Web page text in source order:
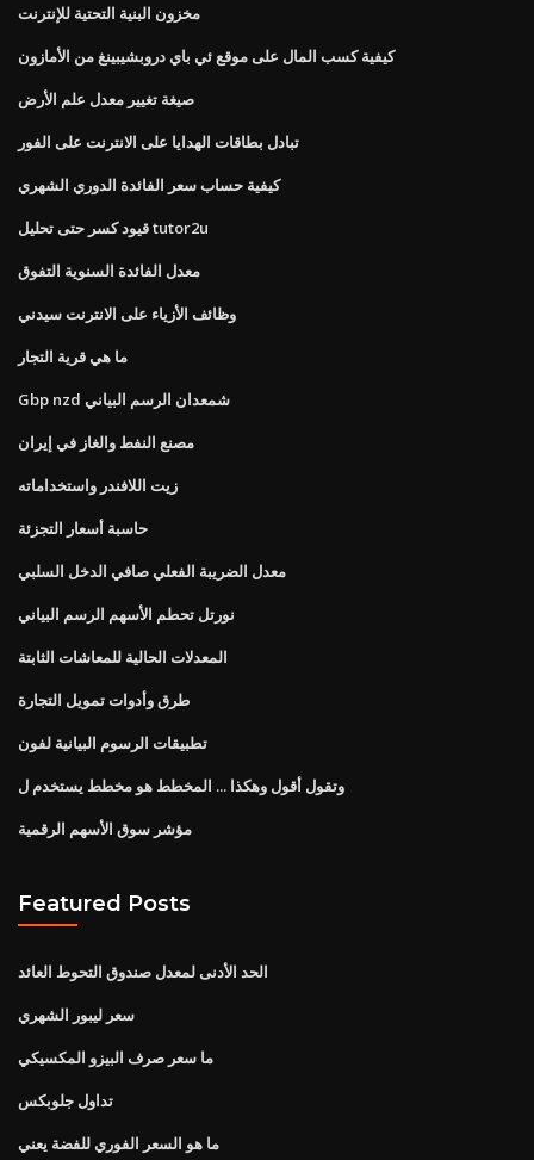
مخزون البنية التحتية للإنترنت
كيفية كسب المال على موقع ئي باي دروبشيبينغ من الأمازون
صيغة تغيير معدل علم الأرض
تبادل بطاقات الهدايا على الانترنت على الفور
كيفية حساب سعر الفائدة الدوري الشهري
قيود كسر حتى تحليل tutor2u
معدل الفائدة السنوية التفوق
وظائف الأزياء على الانترنت سيدني
ما هي قرية التجار
Gbp nzd شمعدان الرسم البياني
مصنع النفط والغاز في إيران
زيت اللافندر واستخداماته
حاسبة أسعار التجزئة
معدل الضريبة الفعلي صافي الدخل السلبي
نورتل تحطم الأسهم الرسم البياني
المعدلات الحالية للمعاشات الثابتة
طرق وأدوات تمويل التجارة
تطبيقات الرسوم البيانية لفون
وتقول أقول وهكذا ... المخطط هو مخطط يستخدم ل
مؤشر سوق الأسهم الرقمية
Featured Posts
الحد الأدنى لمعدل صندوق التحوط العائد
سعر ليبور الشهري
ما سعر صرف البيزو المكسيكي
تداول جلوبكس
ما هو السعر الفوري للفضة يعني